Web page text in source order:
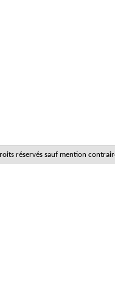
réservés sauf mention